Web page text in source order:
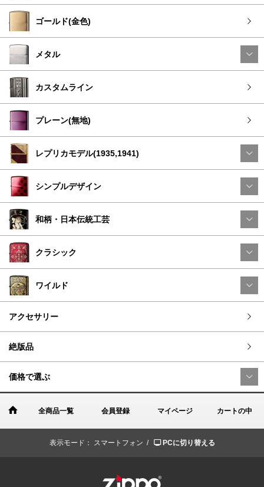
ゴールド(金色)
メタル
カスタムライン
プレーン(無地)
レプリカモデル(1935,1941)
シンプルデザイン
和柄・日本伝統工芸
クラシック
ワイルド
アクセサリー
絶版品
価格で選ぶ
全商品一覧 会員登録 マイページ カートの中
表示モード： スマートフォン / PCに切り替える